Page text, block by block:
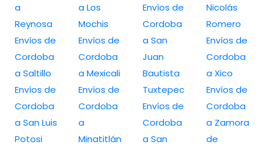
a
Reynosa
Envíos de
Cordoba
a Saltillo
Envíos de
Cordoba
a San Luis
Potosi
a Los
Mochis
Envíos de
Cordoba
a Mexicali
Envíos de
Cordoba
a
Minatitlán
Envíos de
Cordoba
a San
Juan
Bautista
Tuxtepec
Envíos de
Cordoba
a San
Nicolás
Romero
Envíos de
Cordoba
a Xico
Envíos de
Cordoba
a Zamora
de